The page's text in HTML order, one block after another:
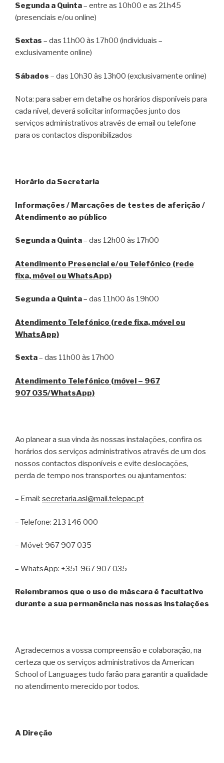
Segunda a Quinta– entre as 10h00 e as 21h45
(presenciais e/ou online)
Sextas – das 11h00 às 17h00 (individuais –
exclusivamente online)
Sábados – das 10h30 às 13h00 (exclusivamente online)
Nota: para saber em detalhe os horários disponíveis para
cada nível, deverá solicitar informações junto dos
serviços administrativos através de email ou telefone
para os contactos disponibilizados
Horário da Secretaria
Informações / Marcações de testes de aferição /
Atendimento ao público
Segunda a Quinta– das 12h00 às 17h00
Atendimento Presencial e/ou Telefónico (rede
fixa, móvel ou WhatsApp)
Segunda a Quinta– das 11h00 às 19h00
Atendimento Telefónico (rede fixa, móvel ou
WhatsApp)
Sexta– das 11h00 às 17h00
Atendimento Telefónico (móvel – 967
907 035/WhatsApp)
Ao planear a sua vinda às nossas instalações, confira os
horários dos serviços administrativos através de um dos
nossos contactos disponíveis e evite deslocações,
perda de tempo nos transportes ou ajuntamentos:
– Email: secretaria.asl@mail.telepac.pt
– Telefone: 213 146 000
– Móvel: 967 907 035
– WhatsApp: +351 967 907 035
Relembramos que o uso de máscara é facultativo
durante a sua permanência nas nossas instalações
Agradecemos a vossa compreensão e colaboração, na
certeza que os serviços administrativos da American
School of Languages tudo farão para garantir a qualidade
no atendimento merecido por todos.
A Direção